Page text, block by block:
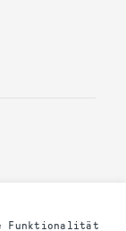
Funktionalität